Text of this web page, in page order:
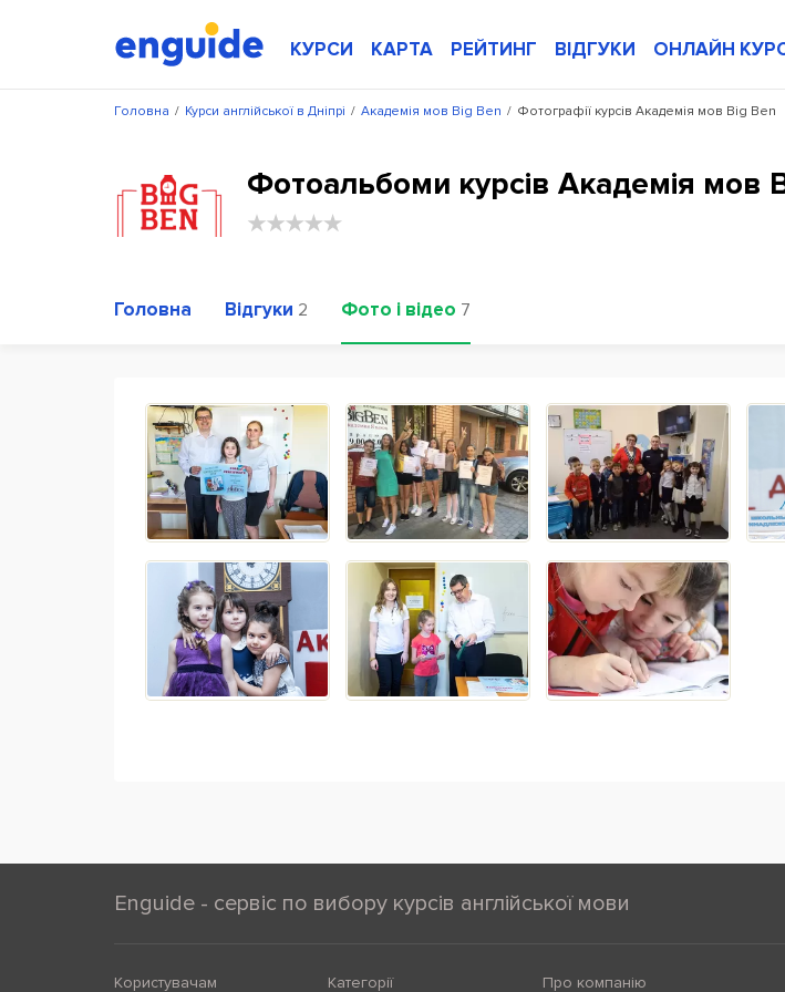
КУРСИ КАРТА РЕЙТИНГ ВІДГУКИ ОНЛАЙН
/
Головна /
Курси англійської в Дніпрі /
Академія мов Big Ben Фотографії курсів Академія мов Big Ben
Фотоальбоми курсів Академія мов
Головна Відгуки 2 Фото і відео 7
Enguide - сервіс по вибору курсів англійської мови
Користувачам Категорії Про компанію